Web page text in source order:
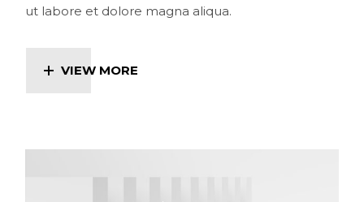
ut labore et dolore magna aliqua.
VIEW MORE